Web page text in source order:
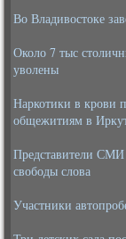
Во Владивостоке
Около 7 тыс
уволены
Наркотики в крови
общежитиям в
Представители СМИ
свободы слова
Участники